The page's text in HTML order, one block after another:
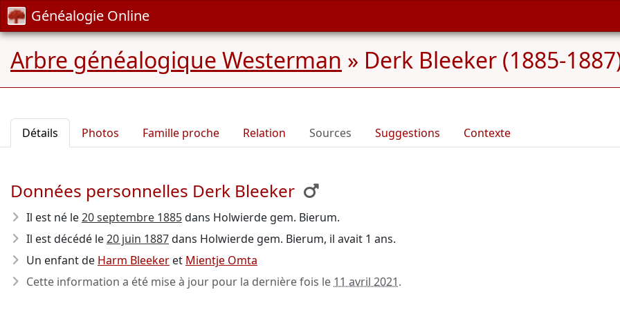
Généalogie Online
Arbre généalogique Westerman » Derk Bleeker (1885-
Détails Photos Famille proche Relation Sources Suggestions Contexte
Données personnelles Derk Bleeker
Il est né le20 septembre 1885dans Holwierde gem. Bierum.
Il est décédé le20 juin 1887dans Holwierde gem. Bierum, il avait 1 ans.
Un enfant de Harm Bleeker et Mientje Omta
Cette information a été mise à jour pour la dernière fois le 11 avril 2021.